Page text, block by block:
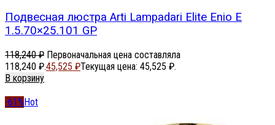
Подвесная люстра Arti Lampadari Elite Enio E
1.5.70×25.101 GP
118,240₽ Первоначальная цена составляла
118,240 ₽.45,525 ₽Текущая цена: 45,525 ₽.
В корзину
-61%Hot